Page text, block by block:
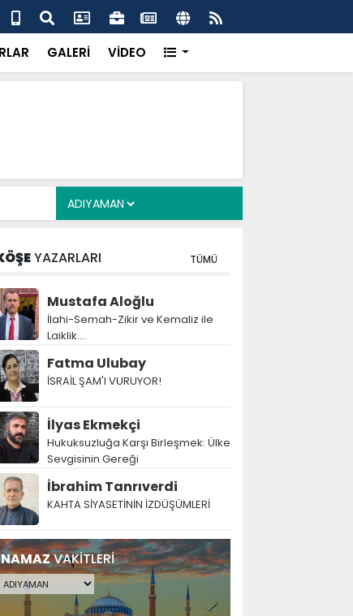
Deposu devrede: 101 yerleşim birimini kapsayan dev su
eşik aşıldı
GALERİ VİDEO
YAZARLARI TÜMÜ
Mustafa Aloğlu
İlahi-Semah-Zikir ve Kemaliz ile
Laiklik….
Fatma Ulubay
İSRAİL ŞAM'I VURUYOR!
İlyas Ekmekçi
Hukuksuzluğa Karşı Birleşmek: Ülke
Sevgisinin Gereği
İbrahim Tanrıverdi
KAHTA SİYASETİNİN İZDÜŞÜMLERİ
NAMAZVAKİTLERİ